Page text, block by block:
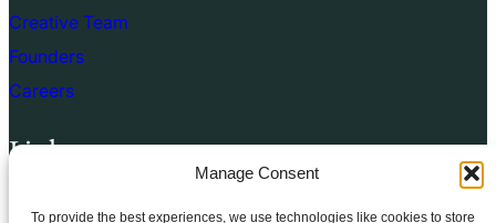
Manage Consent
To provide the best experiences, we use technologies like cookies to store
Creative Team
Founders
Careers
Links